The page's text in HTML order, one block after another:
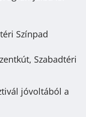
Színpad
Szabadtéri
jóvoltából a